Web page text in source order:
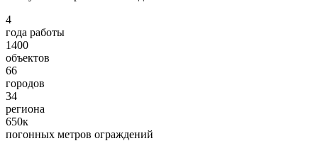
4
года работы
1400
объектов
66
городов
34
региона
650к
погонных метров ограждений